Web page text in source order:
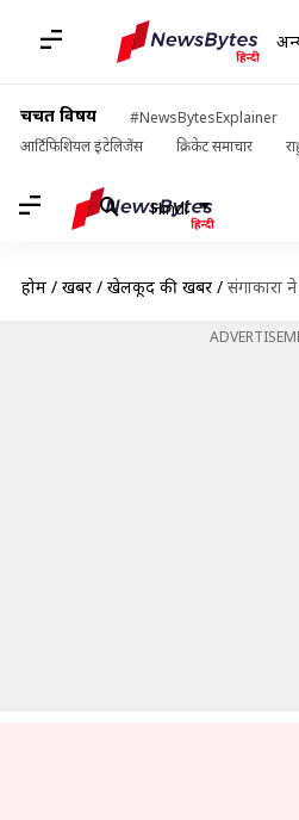
चर्चित विषय #NewsBytesExplainer
आर्टिफिशियल इंटेलिजेंस
क्रिकेट समाचार
Hindi
होम / खबरें / खेलकूद की खबरें / संगाकारा ने बताई